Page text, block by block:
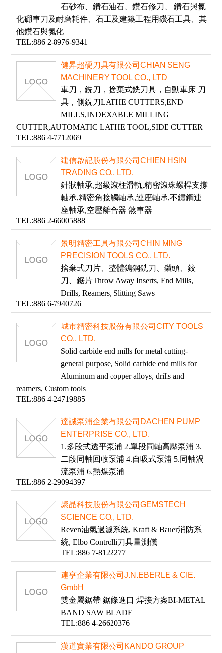
石砂布、鑽石油石、鑽石修刀、 鑽石與氮
化硼車刀及耐磨耗件、石工及建築工程用鑽石工具、其
他鑽石與氮化
TEL:886 2-8976-9341
健昇超硬刀具有限公司CHIAN SENG
MACHINERY TOOL CO., LTD
車刀，銑刀，捨棄式銑刀具，自動車床 刀
具，側銑刀LATHE CUTTERS,END
MILLS,INDEXABLE MILLING
CUTTER,AUTOMATIC LATHE TOOL,SIDE CUTTER
TEL:886 4-7712069
建信啟記股份有限公司CHIEN HSIN
TRADING CO., LTD.
針狀軸承,超級滾柱滑軌,精密滾珠螺桿支撐
軸承,精密角接觸軸承,連座軸承,不鏽鋼連
座軸承,空壓離合器 煞車器
TEL:886 2-66005888
景明精密工具有限公司CHIN MING
PRECISION TOOLS CO., LTD.
捨棄式刀片、整體鎢鋼銑刀、鑽頭、鉸
刀、鋸片Throw Away Inserts, End Mills,
Drills, Reamers, Slitting Saws
TEL:886 6-7940726
城市精密科技股份有限公司CITY TOOLS
CO., LTD.
Solid carbide end mills for metal cutting-
general purpose, Solid carbide end mills for
Aluminum and copper alloys, drills and
reamers, Custom tools
TEL:886 4-24719885
達誠泵浦企業有限公司DACHEN PUMP
ENTERPRISE CO., LTD.
1.多段式透平泵浦 2.單段同軸高壓泵浦 3.
二段同軸回收泵浦 4.自吸式泵浦 5.同軸渦
流泵浦 6.熱煤泵浦
TEL:886 2-29094397
聚晶科技股份有限公司GEMSTECH
SCIENCE CO., LTD.
Reven油氣過濾系統, Kraft & Bauer消防系
統, Elbo Controlli刀具量測儀
TEL:886 7-8122277
連亨企業有限公司J.N.EBERLE & CIE.
GmbH
雙金屬鋸帶 鋸條進口 焊接方案BI-METAL
BAND SAW BLADE
TEL:886 4-26620376
漢道實業有限公司KANDO GROUP